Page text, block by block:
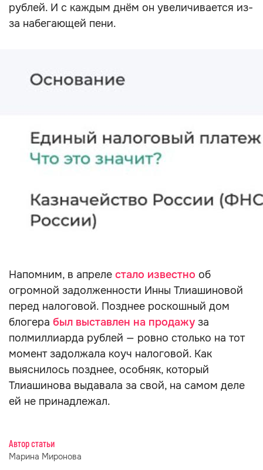
рублей. И с каждым днём он увеличивается из-
за набегающей пени.
Напомним, в апреле стало известно об
огромной задолженности Инны Тлиашиновой
перед налоговой. Позднее роскошный дом
блогера был выставлен на продажу за
полмиллиарда рублей — ровно столько на тот
момент задолжала коуч налоговой. Как
выяснилось позднее, особняк, который
Тлиашинова выдавала за свой, на самом деле
ей не принадлежал.
Автор статьи
Марина Миронова